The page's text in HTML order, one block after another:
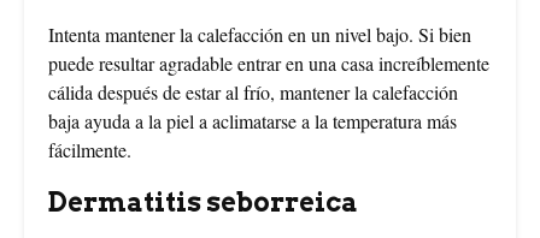
Intenta mantener la calefacción en un nivel bajo. Si bien
puede resultar agradable entrar en una casa increíblemente
cálida después de estar al frío, mantener la calefacción
baja ayuda a la piel a aclimatarse a la temperatura más
fácilmente.
Dermatitis seborreica